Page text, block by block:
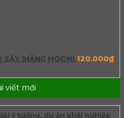
SẤY (HẰNG MOON) 120.000₫
viết mới
ý tưởng, dự án khởi nghiệp